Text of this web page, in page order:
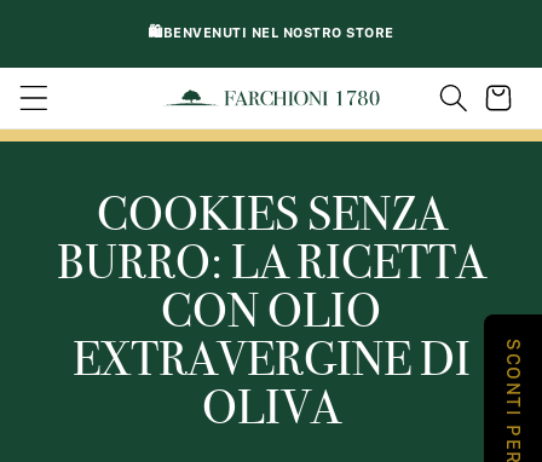
🛍️BENVENUTI NEL NOSTRO STORE
Carrello
COOKIES SENZA
BURRO: LA RICETTA
CON OLIO
EXTRAVERGINE DI
OLIVA
SCONTI PER TE